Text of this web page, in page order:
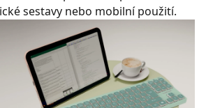
sestavy nebo mobilní použití.